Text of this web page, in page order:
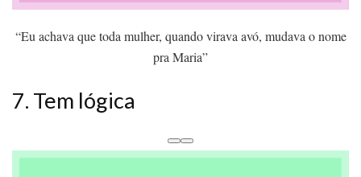
“Eu achava que toda mulher, quando virava avó, mudava o nome
pra Maria”
7. Tem lógica